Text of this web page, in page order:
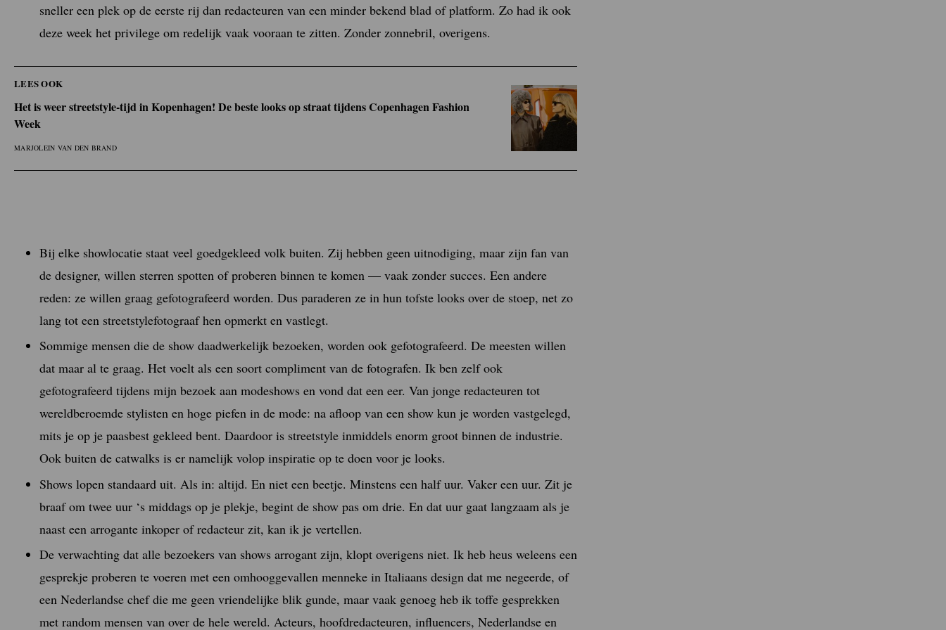
sneller een plek op de eerste rij dan redacteuren van een minder bekend blad of platform. Zo had ik ook
deze week het privilege om redelijk vaak vooraan te zitten. Zonder zonnebril, overigens.
LEES OOK
Het is weer streetstyle-tijd in Kopenhagen! De beste looks op straat tijdens Copenhagen Fashion
Week
MARJOLEIN VAN DEN BRAND
Bij elke showlocatie staat veel goedgekleed volk buiten. Zij hebben geen uitnodiging, maar zijn fan van
de designer, willen sterren spotten of proberen binnen te komen — vaak zonder succes. Een andere
reden: ze willen graag gefotografeerd worden. Dus paraderen ze in hun tofste looks over de stoep, net zo
lang tot een streetstylefotograaf hen opmerkt en vastlegt.
Sommige mensen die de show daadwerkelijk bezoeken, worden ook gefotografeerd. De meesten willen
dat maar al te graag. Het voelt als een soort compliment van de fotografen. Ik ben zelf ook
gefotografeerd tijdens mijn bezoek aan modeshows en vond dat een eer. Van jonge redacteuren tot
wereldberoemde stylisten en hoge piefen in de mode: na afloop van een show kun je worden vastgelegd,
mits je op je paasbest gekleed bent. Daardoor is streetstyle inmiddels enorm groot binnen de industrie.
Ook buiten de catwalks is er namelijk volop inspiratie op te doen voor je looks.
Shows lopen standaard uit. Als in: altijd. En niet een beetje. Minstens een half uur. Vaker een uur. Zit je
braaf om twee uur ‘s middags op je plekje, begint de show pas om drie. En dat uur gaat langzaam als je
naast een arrogante inkoper of redacteur zit, kan ik je vertellen.
De verwachting dat alle bezoekers van shows arrogant zijn, klopt overigens niet. Ik heb heus weleens een
gesprekje proberen te voeren met een omhooggevallen menneke in Italiaans design dat me negeerde, of
een Nederlandse chef die me geen vriendelijke blik gunde, maar vaak genoeg heb ik toffe gesprekken
met random mensen van over de hele wereld. Acteurs, hoofdredacteuren, influencers, Nederlandse en